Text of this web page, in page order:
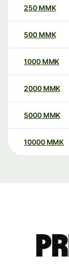
250 MMK
500 MMK
1000 MMK
2000 MMK
5000 MMK
10000 MMK